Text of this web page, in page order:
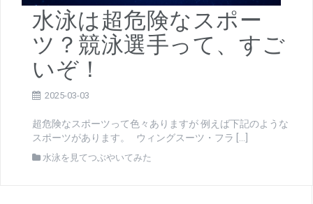
水泳は超危険なスポー
ツ？競泳選手って、すご
いぞ！
2025-03-03
超危険なスポーツって色々ありますが 例えば下記のような
スポーツがあります。 ウィングスーツ・フラ […]
水泳を見てつぶやいてみた